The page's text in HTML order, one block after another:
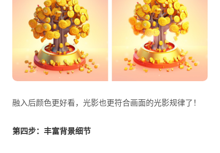
融入后颜色更好看，光影也更符合画面的光影规律了！
第四步：丰富背景细节